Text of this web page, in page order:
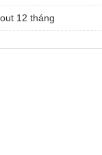
12 tháng